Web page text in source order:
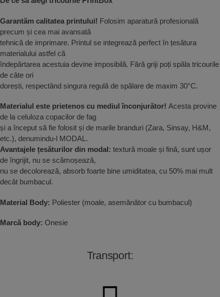
Garantăm calitatea printului! Folosim aparatură profesională
precum și cea mai avansată
tehnică de imprimare. Printul se integrează perfect în țesătura
materialului astfel că
îndepărtarea acestuia devine imposibilă. Fără griji poți spăla tricourile
de câte ori
dorești, respectând singura regulă de spălare de maxim 30°C.
Materialul este prietenos cu mediul înconjurător! Acesta provine
de la celuloza copacilor de fag
și a început să fie folosit și de marile branduri (Zara, Sinsay, H&M,
etc.), denumindu-l MODAL.
Avantajele țesăturilor din modal: textură moale și fină, sunt ușor
de îngrijit, nu se scămoșează,
nu se decolorează, absorb foarte bine umiditatea, cu 50% mai mult
decât bumbacul.
Material Body: Poliester (moale, asemănător cu bumbacul)
Marcă body: Onesie
Transport: